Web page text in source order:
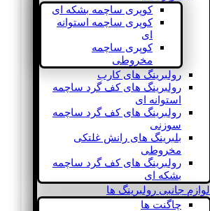
کوپری ساچمه بشکه ای
کوپری ساچمه استوانه
ای
کوپری ساچمه
مخروطی
رولبرینگ های کارب
رولبرینگ های کف گرد ساچمه
استوانه ای
رولبرینگ های کف گرد ساچمه
سوزنی
بلبرینگ های رانش غلتکی
مخروطی
رولبرینگ های کف گرد ساچمه
بشکه ای
لوازم جانبی رولبرینگ ها
چاگنت ها